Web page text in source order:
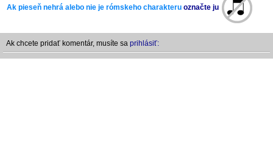
Ak pieseň nehrá alebo nie je rómskeho charakteru označte ju
Ak chcete pridať komentár, musíte sa prihlásiť: